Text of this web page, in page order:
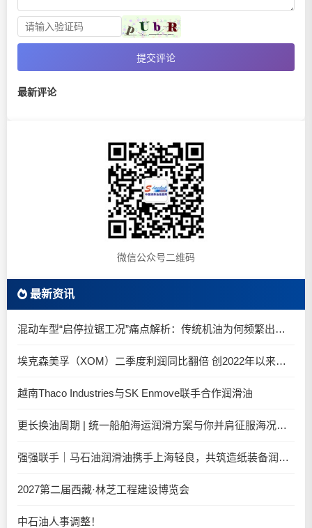
提交评论
最新评论
微信公众号二维码
最新资讯
混动车型“启停拉锯工况”痛点解析：传统机油为何频繁出现油泥堆积？
埃克森美孚（XOM）二季度利润同比翻倍 创2022年以来新高
越南Thaco Industries与SK Enmove联手合作润滑油
更长换油周期 | 统一船舶海运润滑方案与你并肩征服海况运维考验
强强联手｜马石油润滑油携手上海轻良，共筑造纸装备润滑新生态
2027第二届西藏·林芝工程建设博览会
中石油人事调整！